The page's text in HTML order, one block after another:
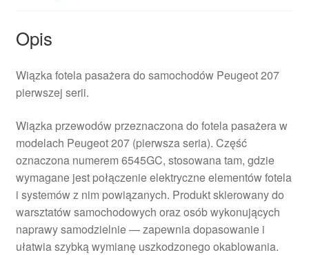
Opis
Wiązka fotela pasażera do samochodów Peugeot 207
pierwszej serii.
Wiązka przewodów przeznaczona do fotela pasażera w
modelach Peugeot 207 (pierwsza seria). Część
oznaczona numerem 6545GC, stosowana tam, gdzie
wymagane jest połączenie elektryczne elementów fotela
i systemów z nim powiązanych. Produkt skierowany do
warsztatów samochodowych oraz osób wykonujących
naprawy samodzielnie — zapewnia dopasowanie i
ułatwia szybką wymianę uszkodzonego okablowania.